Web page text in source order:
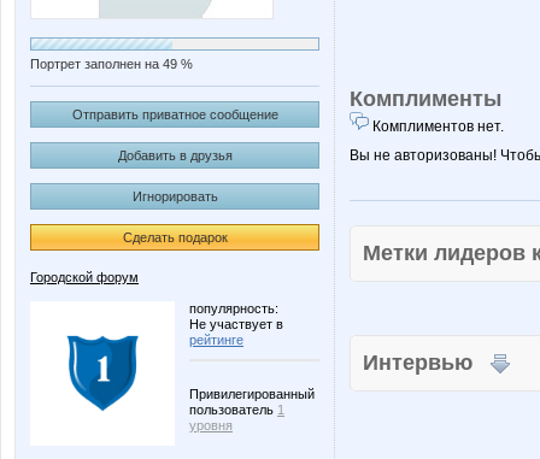
Портрет заполнен на 49 %
Отправить приватное сообщение
Добавить в друзья
Игнорировать
Сделать подарок
Городской форум
популярность:
Не участвует в
рейтинге
Привилегированный
пользователь 1
уровня
Комплименты
Комплиментов нет.
Вы не авторизованы!
Метки
Интервью